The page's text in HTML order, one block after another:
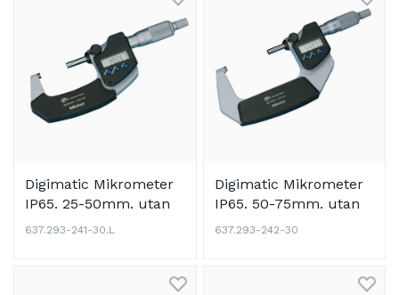
Digimatic Mikrometer
IP65. 25-50mm. utan
datautgång
637.293-241-30.L
Digimatic Mikrometer
IP65. 50-75mm. utan
datautgång
637.293-242-30